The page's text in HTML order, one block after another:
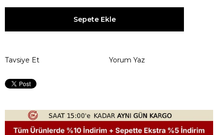
Tavsiye Et Yorum Yaz